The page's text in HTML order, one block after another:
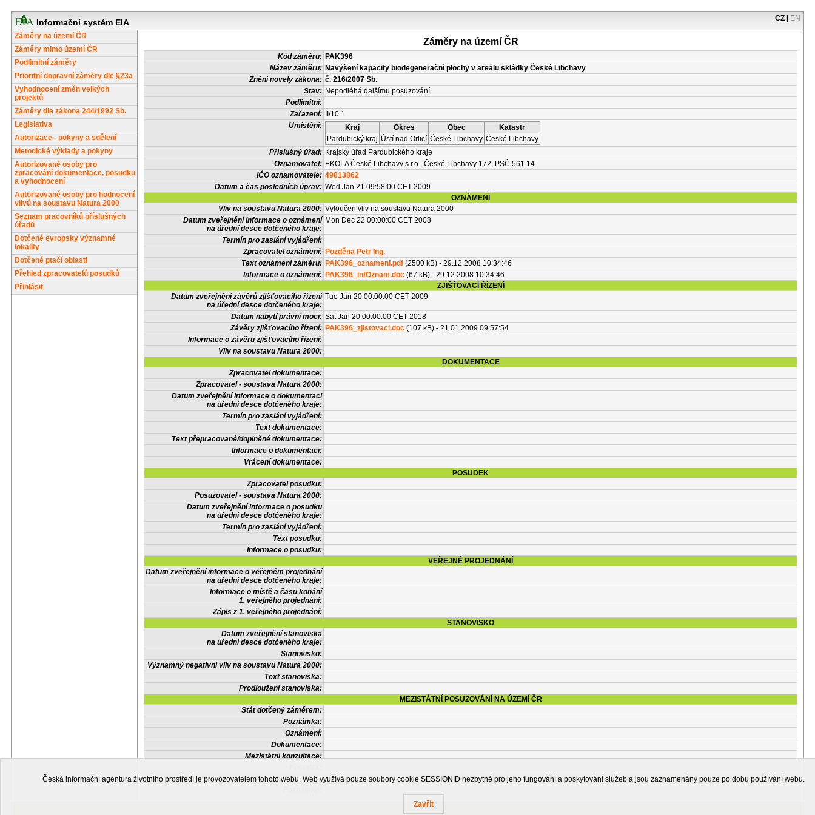
Informační systém EIA CZ EN
Záměry na území ČR
Záměry mimo území ČR
Podlimitní záměry
Prioritní dopravní záměry dle §23a
Vyhodnocení změn velkých
projektů
Záměry dle zákona 244/1992 Sb.
Legislativa
Autorizace - pokyny a sdělení
Metodické výklady a pokyny
Autorizované osoby pro
zpracování dokumentace, posudku
a vyhodnocení
Autorizované osoby pro hodnocení
vlivů na soustavu Natura 2000
Seznam pracovníků příslušných
úřadů
Dotčené evropsky významné
lokality
Dotčené ptačí oblasti
Přehled zpracovatelů posudků
Přihlásit
Záměry na území ČR
Kód záměru: PAK396
Název záměru: Navýšení kapacity biodegenerační plochy v areálu skládky České Libchavy
Znění novely zákona: č. 216/2007 Sb.
Stav: Nepodléhá dalšímu posuzování
Podlimitní:
Zařazení:
II/10.1
Umístění:
Kraj Okres Obec
Katastr
Pardubický kraj Ústí nad Orlicí České Libchavy České Libchavy
Příslušný úřad: Krajský úřad Pardubického kraje
Oznamovatel: EKOLA České Libchavy s.r.o., České Libchavy 172, PSČ 561 14
IČO oznamovatele: 49813862
Datum a čas posledních úprav: Wed Jan 21 09:58:00 CET 2009
OZNÁMENÍ
Vliv na soustavu Natura 2000: Vyloučen vliv na soustavu Natura 2000
Datum zveřejnění informace o oznámení
na úřední desce dotčeného kraje:
Mon Dec 22 00:00:00 CET 2008
Termín pro zaslání vyjádření:
Zpracovatel oznámení: Pozděna Petr Ing.
Text oznámení záměru: PAK396_oznameni.pdf (2500 kB) - 29.12.2008 10:34:46
Informace o oznámení: PAK396_infOznam.doc (67 kB) - 29.12.2008 10:34:46
ZJIŠŤOVACÍ ŘÍZENÍ
Datum zveřejnění závěrů zjišťovacího řízení
na úřední desce dotčeného kraje:
Tue Jan 20 00:00:00 CET 2009
Datum nabytí právní moci: Sat Jan 20 00:00:00 CET 2018
Závěry zjišťovacího řízení: PAK396_zjistovaci.doc (107 kB) - 21.01.2009 09:57:54
Informace o závěru zjišťovacího řízení:
Vliv na soustavu Natura 2000:
DOKUMENTACE
Zpracovatel dokumentace:
Zpracovatel - soustava Natura 2000:
Datum zveřejnění informace o dokumentaci
na úřední desce dotčeného kraje:
Termín pro zaslání vyjádření:
Text dokumentace:
Text přepracované/doplněné dokumentace:
Informace o dokumentaci:
Vrácení dokumentace:
POSUDEK
Zpracovatel posudku:
Posuzovatel - soustava Natura 2000:
Datum zveřejnění informace o posudku
na úřední desce dotčeného kraje:
Termín pro zaslání vyjádření:
Text posudku:
Informace o posudku:
VEŘEJNÉ PROJEDNÁNÍ
Datum zveřejnění informace o veřejném projednání
na úřední desce dotčeného kraje:
Informace o místě a času konání
1. veřejného projednání:
Zápis z 1. veřejného projednání:
STANOVISKO
Datum zveřejnění stanoviska
na úřední desce dotčeného kraje:
Stanovisko:
Významný negativní vliv na soustavu Natura 2000:
Text stanoviska:
Prodloužení stanoviska:
MEZISTÁTNÍ POSUZOVÁNÍ NA ÚZEMÍ ČR
Stát dotčený záměrem:
Poznámka:
Oznámení:
Dokumentace:
Mezistátní konzultace:
OSTATNÍ INFORMACE
Česká informační agentura životního prostředí
Česká informační agentura životního prostředí je provozovatelem tohoto webu. Web využívá pouze soubory cookie SESSIONID nezbytné pro jeho fungování a poskytování služeb a jsou zaznamenány pouze po dobu používání webu.
Zavřít